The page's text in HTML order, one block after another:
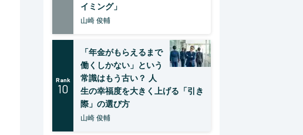
イミング」
山崎 俊輔
Rank
10
「年金がもらえるまで
働くしかない」という
常識はもう古い？ 人
生の幸福度を大きく上げる「引き
際」の選び方
山崎 俊輔